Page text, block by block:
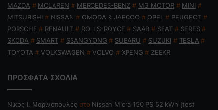
MAZDA # MCLAREN # MERCEDES-BENZ # MG MOTOR # MINI #
MITSUBISHI # NISSAN # OMODA & JAECOO # OPEL # PEUGEOT #
PORSCHE # RENAULT # ROLLS-ROYCE # SAAB # SEAT # SERES #
SKODA # SMART # SSANGYONG # SUBARU # SUZUKI # TESLA #
TOYOTA # VOLKSWAGEN # VOLVO # XPENG # ZEEKR
ΠΡΟΣΦΑΤΑ ΣΧΟΛΙΑ
Nίκος Ι. Mαρινόπουλος στο Nissan Micra 150 PS 52 kWh [test